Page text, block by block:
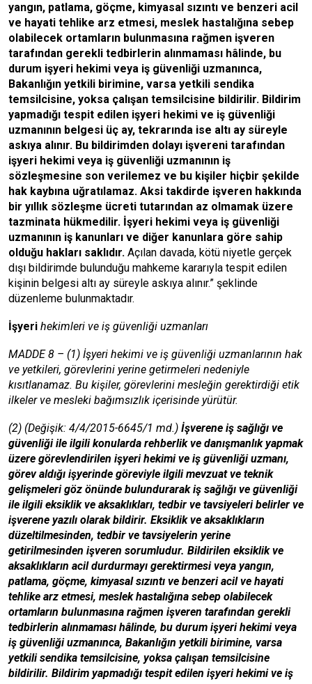
yangın, patlama, göçme, kimyasal sızıntı ve benzeri acil
ve hayati tehlike arz etmesi, meslek hastalığına sebep
olabilecek ortamların bulunmasına rağmen işveren
tarafından gerekli tedbirlerin alınmaması hâlinde, bu
durum işyeri hekimi veya iş güvenliği uzmanınca,
Bakanlığın yetkili birimine, varsa yetkili sendika
temsilcisine, yoksa çalışan temsilcisine bildirilir. Bildirim
yapmadığı tespit edilen işyeri hekimi ve iş güvenliği
uzmanının belgesi üç ay, tekrarında ise altı ay süreyle
askıya alınır. Bu bildirimden dolayı işvereni tarafından
işyeri hekimi veya iş güvenliği uzmanının iş
sözleşmesine son verilemez ve bu kişiler hiçbir şekilde
hak kaybına uğratılamaz. Aksi takdirde işveren hakkında
bir yıllık sözleşme ücreti tutarından az olmamak üzere
tazminata hükmedilir. İşyeri hekimi veya iş güvenliği
uzmanının iş kanunları ve diğer kanunlara göre sahip
olduğu hakları saklıdır. Açılan davada, kötü niyetle gerçek
dışı bildirimde bulunduğu mahkeme kararıyla tespit edilen
kişinin belgesi altı ay süreyle askıya alınır.” şeklinde
düzenleme bulunmaktadır.
İşyeri hekimleri ve iş güvenliği uzmanları
MADDE 8 – (1) İşyeri hekimi ve iş güvenliği uzmanlarının hak
ve yetkileri, görevlerini yerine getirmeleri nedeniyle
kısıtlanamaz. Bu kişiler, görevlerini mesleğin gerektirdiği etik
ilkeler ve mesleki bağımsızlık içerisinde yürütür.
(2) (Değişik: 4/4/2015-6645/1 md.) İşverene iş sağlığı ve
güvenliği ile ilgili konularda rehberlik ve danışmanlık yapmak
üzere görevlendirilen işyeri hekimi ve iş güvenliği uzmanı,
görev aldığı işyerinde göreviyle ilgili mevzuat ve teknik
gelişmeleri göz önünde bulundurarak iş sağlığı ve güvenliği
ile ilgili eksiklik ve aksaklıkları, tedbir ve tavsiyeleri belirler ve
işverene yazılı olarak bildirir. Eksiklik ve aksaklıkların
düzeltilmesinden, tedbir ve tavsiyelerin yerine
getirilmesinden işveren sorumludur. Bildirilen eksiklik ve
aksaklıkların acil durdurmayı gerektirmesi veya yangın,
patlama, göçme, kimyasal sızıntı ve benzeri acil ve hayati
tehlike arz etmesi, meslek hastalığına sebep olabilecek
ortamların bulunmasına rağmen işveren tarafından gerekli
tedbirlerin alınmaması hâlinde, bu durum işyeri hekimi veya
iş güvenliği uzmanınca, Bakanlığın yetkili birimine, varsa
yetkili sendika temsilcisine, yoksa çalışan temsilcisine
bildirilir. Bildirim yapmadığı tespit edilen işyeri hekimi ve iş